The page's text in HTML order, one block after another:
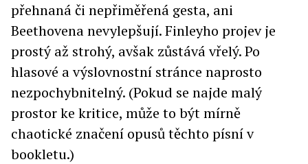
přehnaná či nepřiměřená gesta, ani
Beethovena nevylepšují. Finleyho projev je
prostý až strohý, avšak zůstává vřelý. Po
hlasové a výslovnostní stránce naprosto
nezpochybnitelný. (Pokud se najde malý
prostor ke kritice, může to být mírně
chaotické značení opusů těchto písní v
bookletu.)